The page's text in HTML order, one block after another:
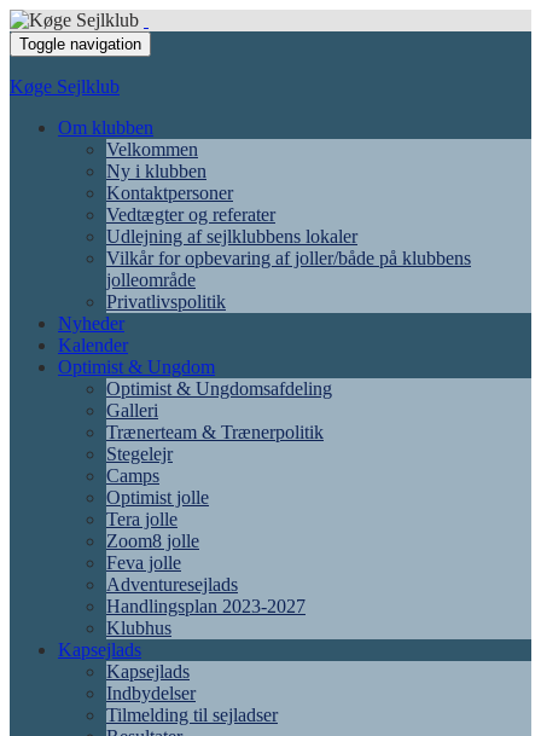
Toggle navigation
Køge Sejlklub
Om klubben
Velkommen
Ny i klubben
Kontaktpersoner
Vedtægter og referater
Udlejning af sejlklubbens lokaler
Vilkår for opbevaring af joller/både på klubbens
jolleområde
Privatlivspolitik
Nyheder
Kalender
Optimist & Ungdom
Optimist & Ungdomsafdeling
Galleri
Trænerteam & Trænerpolitik
Stegelejr
Camps
Optimist jolle
Tera jolle
Zoom8 jolle
Feva jolle
Adventuresejlads
Handlingsplan 2023-2027
Klubhus
Kapsejlads
Kapsejlads
Indbydelser
Tilmelding til sejladser